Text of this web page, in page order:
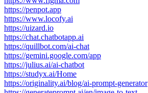
https://penpot.app
https://www.locofy.ai
https://uizard.io
https://chat.chatbotapp.ai
https://quillbot.com/ai-chat
https://gemini.google.com/app
https://julius.ai/ai-chatbot
https://studyx.ai/Home
https://originality.ai/blog/ai-prompt-generator